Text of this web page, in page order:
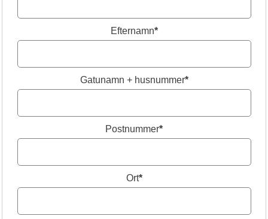
Efternamn*
Gatunamn + husnummer*
Postnummer*
Ort*